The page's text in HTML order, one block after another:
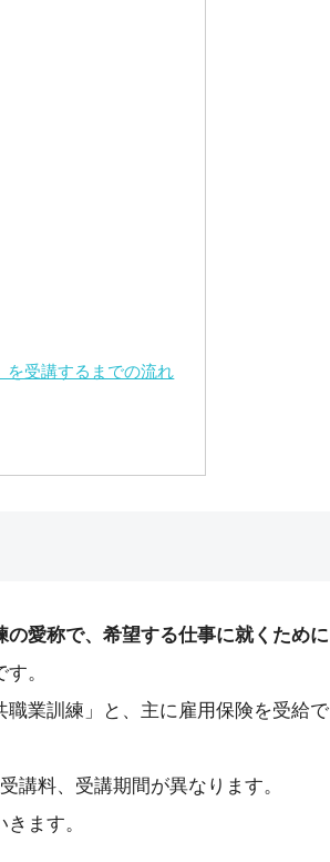
を受講するまでの流れ
愛称で、希望する仕事に就くために
す。
業訓練」と、主に雇用保険を受給で
講料、受講期間が異なります。
ます。